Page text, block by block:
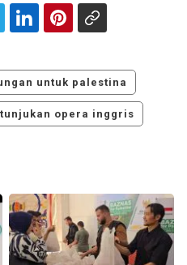
untuk palestina
opera inggris